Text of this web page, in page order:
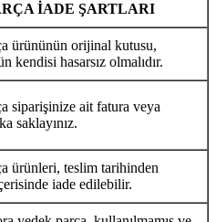
İADE ŞARTLARI
ürününün orijinal kutusu,
kendisi hasarsız olmalıdır.
siparişinize ait fatura veya
saklayınız.
ürünleri, teslim tarihinden
iade edilebilir.